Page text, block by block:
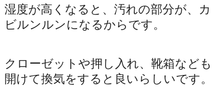
湿度が高くなると、汚れの部分が、カ
ビルンルンになるからです。
クローゼットや押し入れ、靴箱なども
開けて換気をすると良いらしいです。